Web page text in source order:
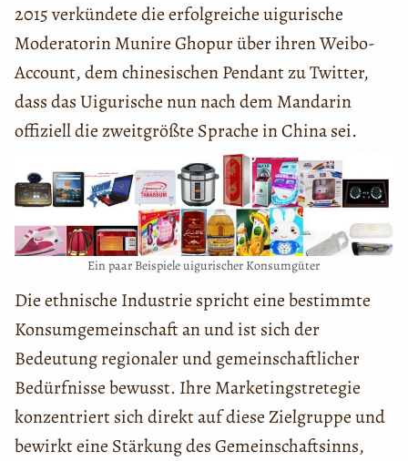
2015 verkündete die erfolgreiche uigurische
Moderatorin Munire Ghopur über ihren Weibo-
Account, dem chinesischen Pendant zu Twitter,
dass das Uigurische nun nach dem Mandarin
offiziell die zweitgrößte Sprache in China sei.
Ein paar Beispiele uigurischer Konsumgüter
Die ethnische Industrie spricht eine bestimmte
Konsumgemeinschaft an und ist sich der
Bedeutung regionaler und gemeinschaftlicher
Bedürfnisse bewusst. Ihre Marketingstretegie
konzentriert sich direkt auf diese Zielgruppe und
bewirkt eine Stärkung des Gemeinschaftsinns,